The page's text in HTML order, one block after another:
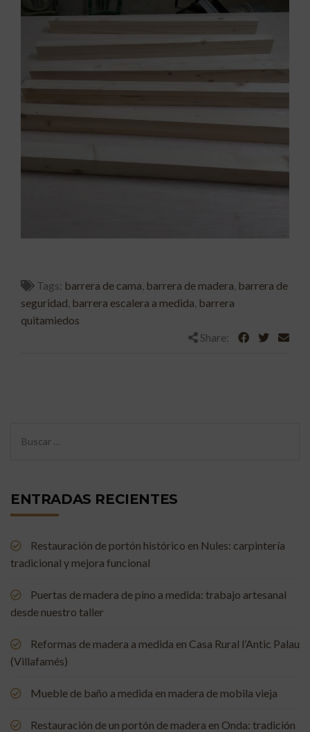
Tags: barrera de cama barrera de madera barrera de
seguridad barrera escalera a medida barrera
quitamiedos
Share:
ENTRADAS RECIENTES
Restauración de portón histórico en Nules: carpintería
tradicional y mejora funcional
Puertas de madera de pino a medida: trabajo artesanal
desde nuestro taller
Reformas de madera a medida en Casa Rural l’Antic Palau
(Villafamés)
Mueble de baño a medida en madera de mobila vieja
Restauración de un portón de madera en Onda: tradición